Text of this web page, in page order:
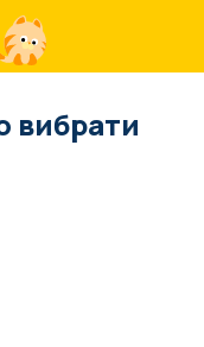
вибрати